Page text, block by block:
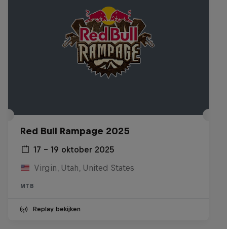
Red Bull Rampage 2025
17 – 19 oktober 2025
Virgin, Utah, United States
MTB
Replay bekijken